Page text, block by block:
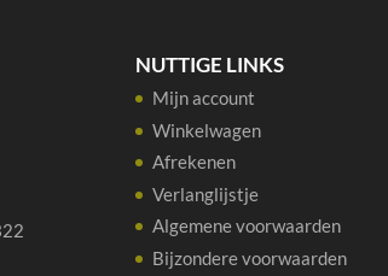
NUTTIGE LINKS
Mijn account
Winkelwagen
Afrekenen
Verlanglijstje
Algemene voorwaarden
Bijzondere voorwaarden